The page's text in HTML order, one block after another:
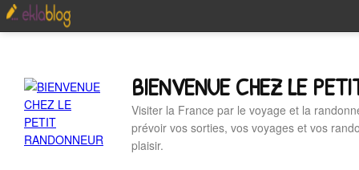
BIENVENUE CHEZ LE
Visiter la France par le voyage et la
prévoir vos sorties, vos voyages et vos
plaisir.